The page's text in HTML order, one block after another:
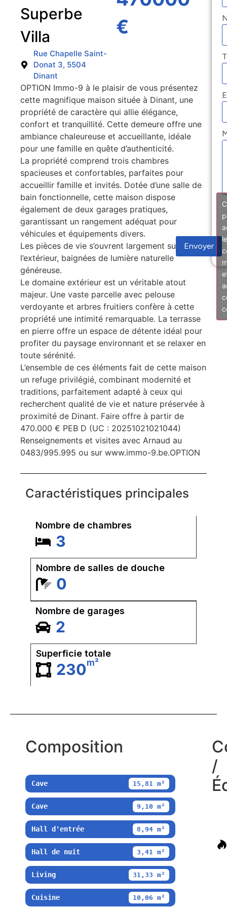
Superbe
Villa
Rue Chapelle Saint-
Donat 3, 5504
Dinant
€
OPTION Immo-9 à le plaisir de vous présentez
cette magnifique maison située à Dinant, une
propriété de caractère qui allie élégance,
confort et tranquillité. Cette demeure offre une
ambiance chaleureuse et accueillante, idéale
pour une famille en quête d’authenticité.
La propriété comprend trois chambres
spacieuses et confortables, parfaites pour
accueillir famille et invités. Dotée d’une salle de
bain fonctionnelle, cette maison dispose
également de deux garages pratiques,
garantissant un rangement adéquat pour
véhicules et équipements divers.
Les pièces de vie s’ouvrent largement sur
l’extérieur, baignées de lumière naturelle
généreuse.
Le domaine extérieur est un véritable atout
majeur. Une vaste parcelle avec pelouse
verdoyante et arbres fruitiers confère à cette
propriété une intimité remarquable. La terrasse
en pierre offre un espace de détente idéal pour
profiter du paysage environnant et se relaxer en
toute sérénité.
L’ensemble de ces éléments fait de cette maison
un refuge privilégié, combinant modernité et
traditions, parfaitement adapté à ceux qui
recherchent qualité de vie et nature préservée à
proximité de Dinant. Faire offre à partir de
470.000 € PEB D (UC : 20251021021044)
Renseignements et visites avec Arnaud au
0483/995.995 ou sur www.immo-9.be.OPTION
Caractéristiques principales
Nombre de chambres
3
Nombre de salles de douche
0
Nombre de garages
2
Superficie totale
230m²
Envoyer
Composition
Cave 15,81 m²
Cave 9,10 m²
Hall d'entrée 8,94 m²
Hall de nuit 3,41 m²
Living 31,33 m²
Cuisine 10,06 m²
/